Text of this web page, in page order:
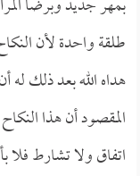
طلقة واحدة لأن
هداه الله بعد ذلك
المقصود أن هذا
اتفاق ولا تشارط فلا